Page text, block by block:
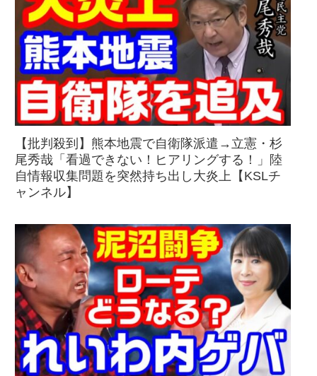
【批判殺到】熊本地震で自衛隊派遣→立憲・杉
尾秀哉「看過できない！ヒアリングする！」陸
自情報収集問題を突然持ち出し大炎上【KSLチ
ャンネル】